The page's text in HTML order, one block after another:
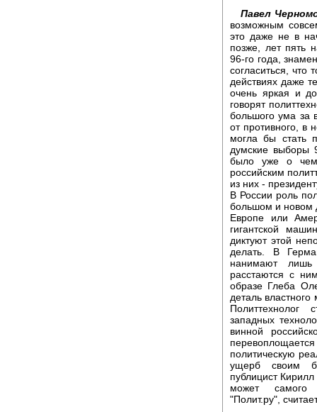
Павел
возможным
это даже не в
позже, лет пять
96-го года,
согласиться, что
действиях даже
очень яркая и
говорят
большого ума за
от противного, в
могла бы стать
думские выборы
было уже о чем
российским
из них -
В России роль
большом и новом
Европе или
гигантской
диктуют этой
делать. В
нанимают
расстаются с
образе Глеба
деталь
Политтехнолог
западных
винной
политическую
ущерб своим
публицист
может самого
"Полит.ру",